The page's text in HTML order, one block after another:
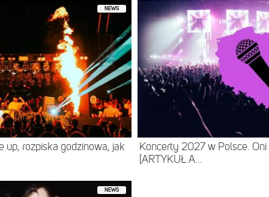
NEWS
up, rozpiska godzinowa, jak
Koncerty 2027 w Polsce.
[ARTYKUŁ A...
NEWS